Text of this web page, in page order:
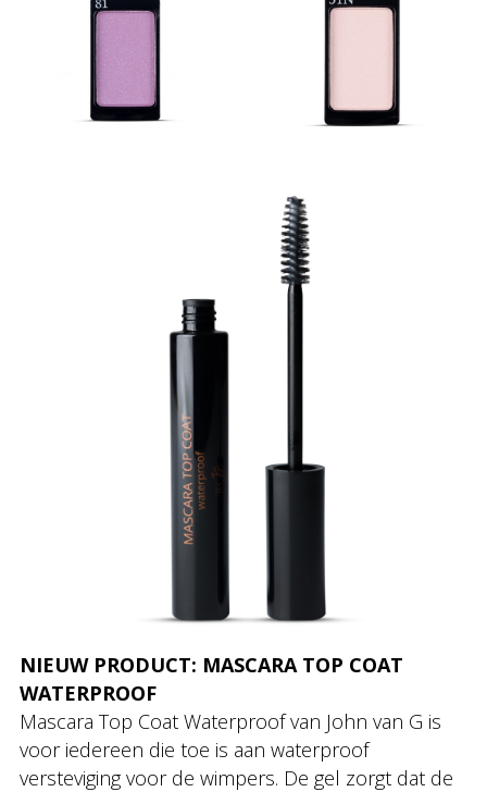
NIEUW PRODUCT: MASCARA TOP COAT
WATERPROOF
Mascara Top Coat Waterproof van John van G is
voor iedereen die toe is aan waterproof
versteviging voor de wimpers. De gel zorgt dat de